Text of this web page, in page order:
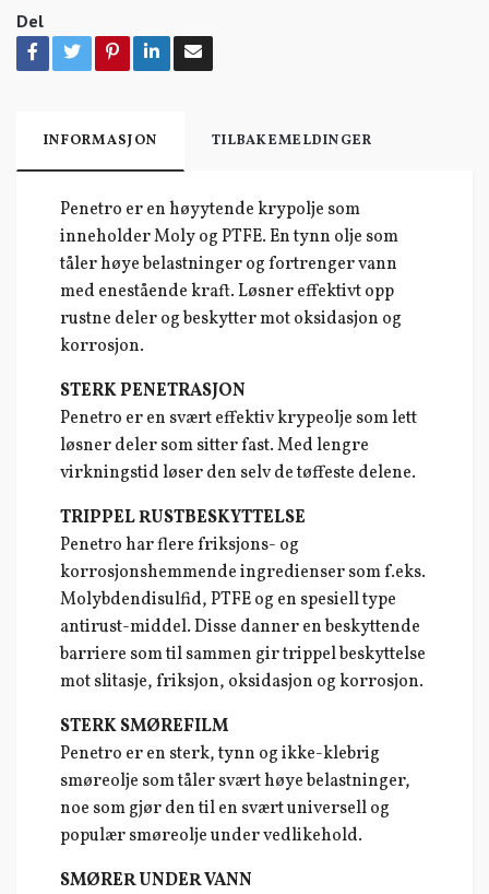
Del
INFORMASJON TILBAKEMELDINGER
Penetro er en høyytende krypolje som
inneholder Moly og PTFE. En tynn olje som
tåler høye belastninger og fortrenger vann
med enestående kraft. Løsner effektivt opp
rustne deler og beskytter mot oksidasjon og
korrosjon.
STERK PENETRASJON
Penetro er en svært effektiv krypeolje som lett
løsner deler som sitter fast. Med lengre
virkningstid løser den selv de tøffeste delene.
TRIPPEL RUSTBESKYTTELSE
Penetro har flere friksjons- og
korrosjonshemmende ingredienser som f.eks.
Molybdendisulfid, PTFE og en spesiell type
antirust-middel. Disse danner en beskyttende
barriere som til sammen gir trippel beskyttelse
mot slitasje, friksjon, oksidasjon og korrosjon.
STERK SMØREFILM
Penetro er en sterk, tynn og ikke-klebrig
smøreolje som tåler svært høye belastninger,
noe som gjør den til en svært universell og
populær smøreolje under vedlikehold.
SMØRER UNDER VANN